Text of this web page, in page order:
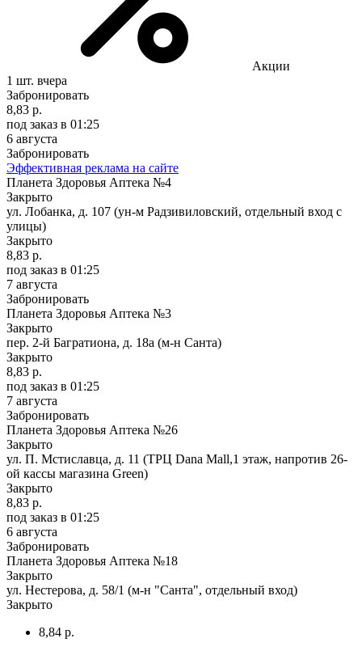
Акции
1 шт. вчера
Забронировать
8,83 р.
под заказ в 01:25
6 августа
Забронировать
Эффективная реклама на сайте
Планета Здоровья Аптека №4
Закрыто
ул. Лобанка, д. 107 (ун-м Радзивиловский, отдельный вход с
улицы)
Закрыто
8,83 р.
под заказ в 01:25
7 августа
Забронировать
Планета Здоровья Аптека №3
Закрыто
пер. 2-й Багратиона, д. 18а (м-н Санта)
Закрыто
8,83 р.
под заказ в 01:25
7 августа
Забронировать
Планета Здоровья Аптека №26
Закрыто
ул. П. Мстиславца, д. 11 (ТРЦ Dana Mall,1 этаж, напротив 26-
ой кассы магазина Green)
Закрыто
8,83 р.
под заказ в 01:25
6 августа
Забронировать
Планета Здоровья Аптека №18
Закрыто
ул. Нестерова, д. 58/1 (м-н "Санта", отдельный вход)
Закрыто
8,84 р.